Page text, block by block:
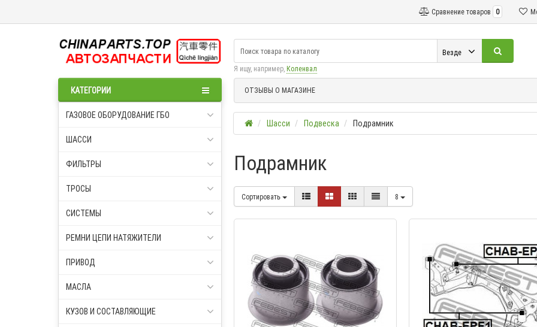
Сравнение товаров 0
Везде
Я ищу, например, Коленвал
КАТЕГОРИИ
ГАЗОВОЕ ОБОРУДОВАНИЕ ГБО
ШАССИ
ФИЛЬТРЫ
ТРОСЫ
СИСТЕМЫ
РЕМНИ ЦЕПИ НАТЯЖИТЕЛИ
ПРИВОД
МАСЛА
КУЗОВ И СОСТАВЛЯЮЩИЕ
ОТЗЫВЫ О МАГАЗИНЕ
Шасси Подвеска Подрамник
Подрамник
Сортировать 8